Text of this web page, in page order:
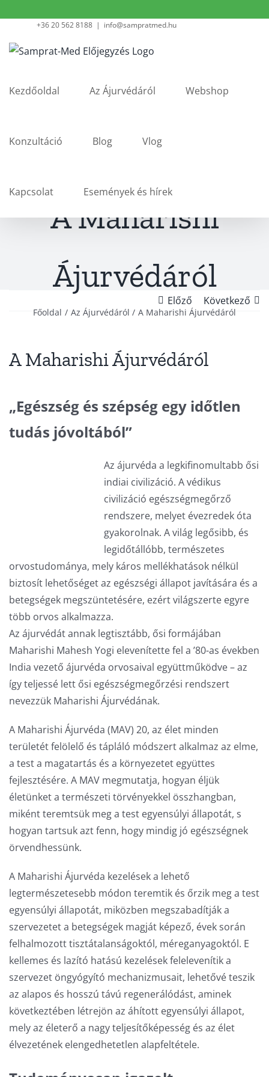
+36 20 562 8188 | info@sampratmed.hu
Kezdőoldal Az Ájurvédáról Webshop
Konzultáció Blog Vlog
Kapcsolat Események és hírek
A Maharishi
Ájurvédáról
Főoldal Az Ájurvédáról A Maharishi Ájurvédáról
Előző Következő
A Maharishi Ájurvédáról
„Egészség és szépség egy időtlen
tudás jóvoltából”
Az ájurvéda a legkifinomultabb ősi
indiai civilizáció. A védikus
civilizáció egészségmegőrző
rendszere, melyet évezredek óta
gyakorolnak. A világ legősibb, és
legidőtállóbb, természetes
orvostudománya, mely káros mellékhatások nélkül
biztosít lehetőséget az egészségi állapot javítására és a
betegségek megszüntetésére, ezért világszerte egyre
több orvos alkalmazza.
Az ájurvédát annak legtisztább, ősi formájában
Maharishi Mahesh Yogi elevenítette fel a ’80-as években
India vezető ájurvéda orvosaival együttműködve – az
így teljessé lett ősi egészségmegőrzési rendszert
nevezzük Maharishi Ájurvédának.
A Maharishi Ájurvéda (MAV) 20, az élet minden
területét felölelő és tápláló módszert alkalmaz az elme,
a test a magatartás és a környezetet együttes
fejlesztésére. A MAV megmutatja, hogyan éljük
életünket a természeti törvényekkel összhangban,
miként teremtsük meg a test egyensúlyi állapotát, s
hogyan tartsuk azt fenn, hogy mindig jó egészségnek
örvendhessünk.
A Maharishi Ájurvéda kezelések a lehető
legtermészetesebb módon teremtik és őrzik meg a test
egyensúlyi állapotát, miközben megszabadítják a
szervezetet a betegségek magját képező, évek során
felhalmozott tisztátalanságoktól, méreganyagoktól. E
kellemes és lazító hatású kezelések felelevenítik a
szervezet öngyógyító mechanizmusait, lehetővé teszik
az alapos és hosszú távú regenerálódást, aminek
következtében létrejön az áhított egyensúlyi állapot,
mely az életerő a nagy teljesítőképesség és az élet
élvezetének elengedhetetlen alapfeltétele.